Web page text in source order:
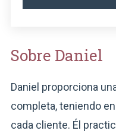
Sobre Daniel
Daniel proporciona
completa, teniendo
cada cliente. Él